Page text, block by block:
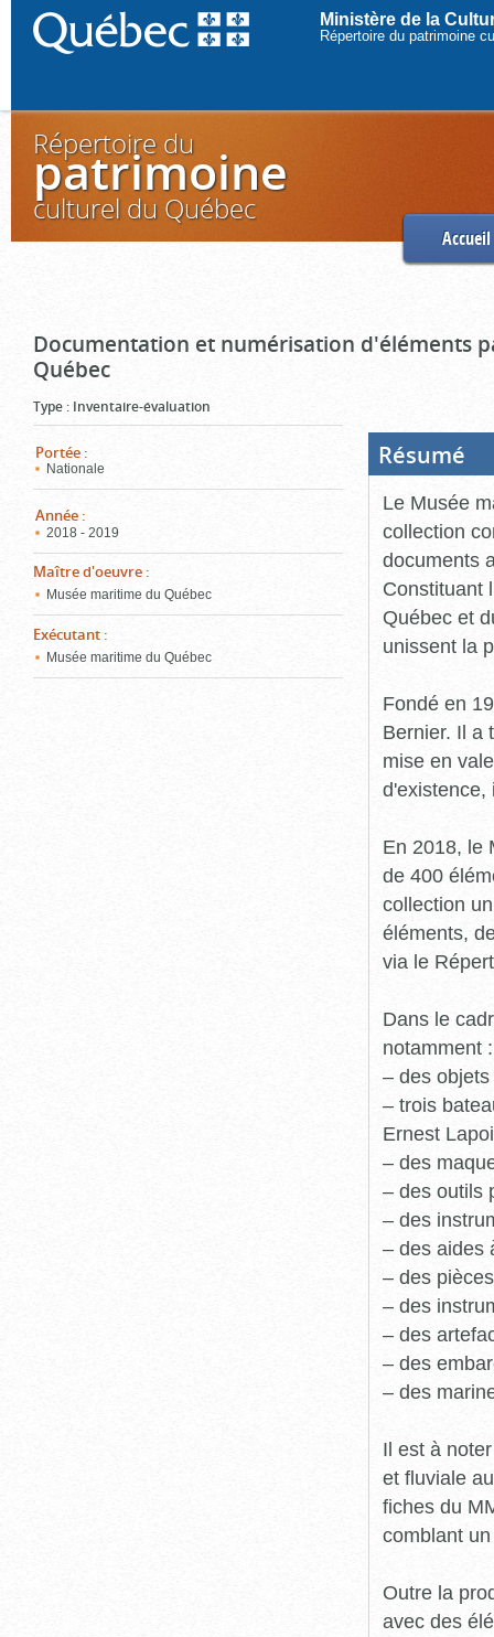
Ministère de la
Répertoire du patrimoine
Répertoire du
patrimoine
culturel du Québec
Accueil
Documentation et numérisation d'éléments
Québec
Type : Inventaire-évaluation
Portée :
Nationale
Année :
2018 - 2019
Maître d'oeuvre :
Musée maritime du Québec
Exécutant :
Musée maritime du Québec
Résumé
Le Musée
collection
documents
Constituant
Québec et
unissent la
Fondé en
Bernier. Il a
mise en
d'existence,
En 2018, le
de 400
collection
éléments,
via le
Dans le
notamment :
– des
– trois
Ernest
– des
– des outils
– des
– des aides
– des
– des
– des
– des
– des
Il est à
et fluviale
fiches du
comblant
Outre la
avec des